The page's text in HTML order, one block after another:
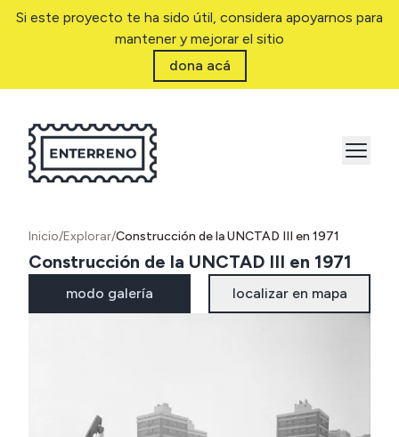
Si este proyecto te ha sido útil, considera apoyarnos para
mantener y mejorar el sitio
dona acá
Inicio/Explorar/Construcción de la UNCTAD III en 1971
Construcción de la UNCTAD III en 1971
modo galería localizar en mapa